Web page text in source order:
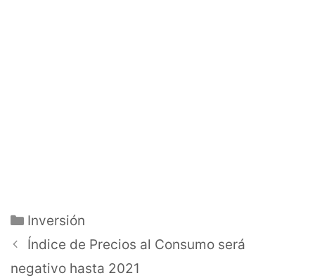
Categorías
Inversión
Índice de Precios al Consumo será
negativo hasta 2021